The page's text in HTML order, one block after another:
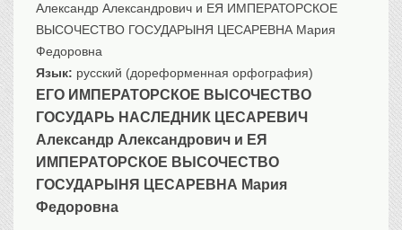
Александр Александрович и ЕЯ ИМПЕРАТОРСКОЕ
ВЫСОЧЕСТВО ГОСУДАРЫНЯ ЦЕСАРЕВНА Мария
Федоровна
Язык: русский (дореформенная орфография)
ЕГО ИМПЕРАТОРСКОЕ ВЫСОЧЕСТВО
ГОСУДАРЬ НАСЛЕДНИК ЦЕСАРЕВИЧ
Александр Александрович и ЕЯ
ИМПЕРАТОРСКОЕ ВЫСОЧЕСТВО
ГОСУДАРЫНЯ ЦЕСАРЕВНА Мария
Федоровна